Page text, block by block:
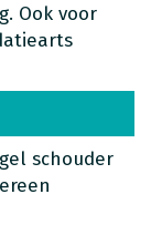
Ook voor
schouder